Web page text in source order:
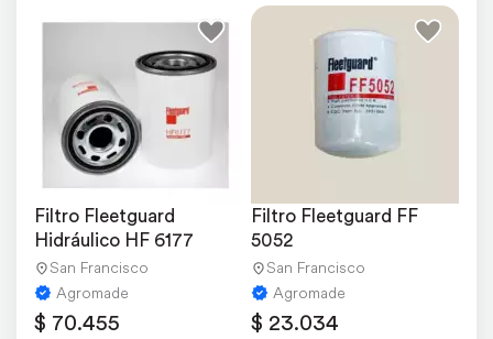
Filtro Fleetguard
Hidráulico HF 6177
San Francisco
Agromade
$ 70.455
Filtro Fleetguard FF
5052
San Francisco
Agromade
$ 23.034